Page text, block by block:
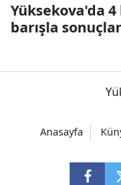
Yüksekova'da
barışla
Anasayfa